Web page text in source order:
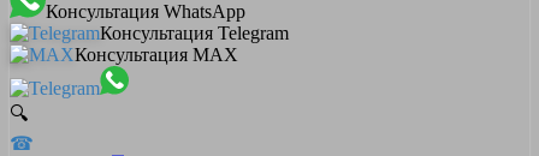
Консультация WhatsApp
Консультация Telegram
Консультация MAX
🔍
☎